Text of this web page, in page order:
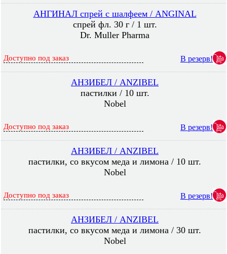
АНГИНАЛ спрей с шалфеем / ANGINAL
спрей фл. 30 г / 1 шт.
Dr. Muller Pharma
Доступно под заказ В резерв!
АНЗИБЕЛ / ANZIBEL
пастилки / 10 шт.
Nobel
Доступно под заказ В резерв!
АНЗИБЕЛ / ANZIBEL
пастилки, со вкусом меда и лимона / 10 шт.
Nobel
Доступно под заказ В резерв!
АНЗИБЕЛ / ANZIBEL
пастилки, со вкусом меда и лимона / 30 шт.
Nobel